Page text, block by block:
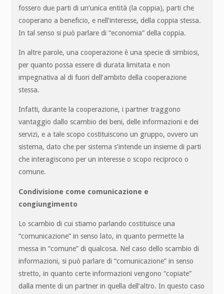
fossero due parti di un’unica entità (la coppia), parti che
cooperano a beneficio, e nell’interesse, della coppia stessa.
In tal senso si può parlare di “economia” della coppia.
In altre parole, una cooperazione è una specie di simbiosi,
per quanto possa essere di durata limitata e non
impegnativa al di fuori dell’ambito della cooperazione
stessa.
Infatti, durante la cooperazione, i partner traggono
vantaggio dallo scambio dei beni, delle informazioni e dei
servizi, e a tale scopo costituiscono un gruppo, ovvero un
sistema, dato che per sistema s’intende un insieme di parti
che interagiscono per un interesse o scopo reciproco o
comune.
Condivisione come comunicazione e
congiungimento
Lo scambio di cui stiamo parlando costituisce una
“comunicazione” in senso lato, in quanto permette la
messa in “comune” di qualcosa. Nel caso dello scambio di
informazioni, si può parlare di “comunicazione” in senso
stretto, in quanto certe informazioni vengono “copiate”
dalla mente di un partner in quella dell’altro. In questo caso